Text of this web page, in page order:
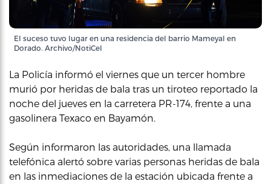
El suceso tuvo lugar en una residencia del barrio Mameyal en
Dorado. Archivo/NotiCel
La Policía informó el viernes que un tercer hombre
murió por heridas de bala tras un tiroteo reportado la
noche del jueves en la carretera PR-174, frente a una
gasolinera Texaco en Bayamón.
Según informaron las autoridades, una llamada
telefónica alertó sobre varias personas heridas de bala
en las inmediaciones de la estación ubicada frente a